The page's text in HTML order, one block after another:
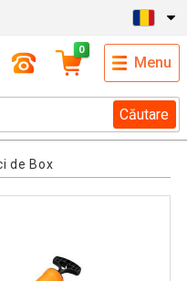
Căutare
0
Menu
de Box